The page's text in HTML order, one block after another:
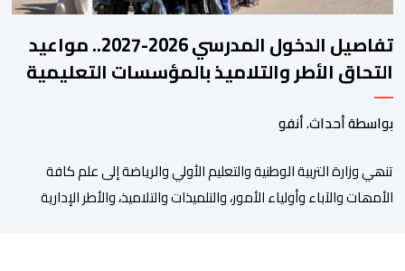
تفاصيل الدخول المدرسي 2026-2027.. مواعيد
التحاق الأطر والتلاميذ بالمؤسسات التعليمية
بواسطة أحداث. أنفو
تنھي وزارة التربیة الوطنیة والتعلیم الأولي والریاضة إلى علم كافة
الأمھات والآباء وأولیاء الأمور، والتلمیذات والتلامیذ، والأطر الإداریة